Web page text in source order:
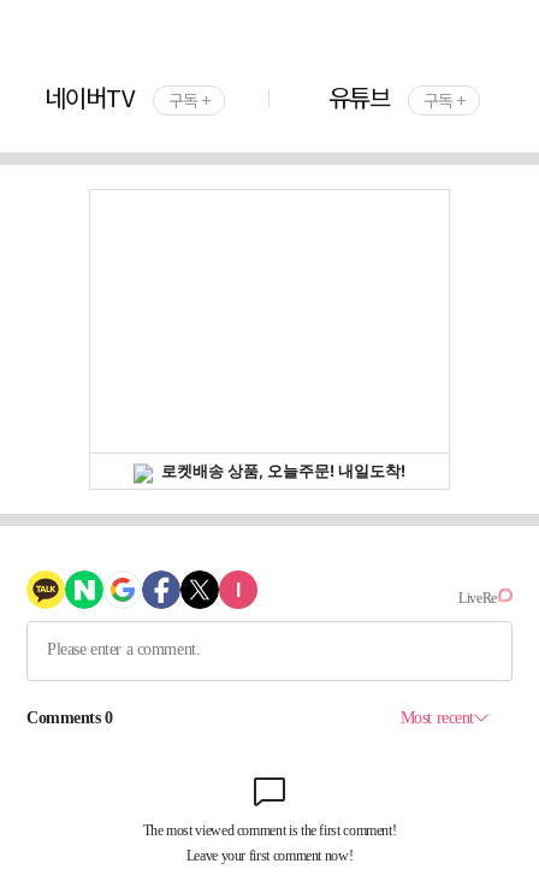
네이버TV 구독 + 유튜브 구독 +